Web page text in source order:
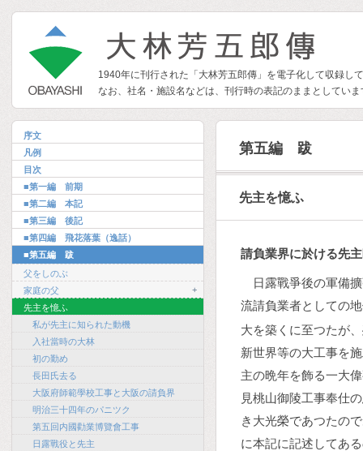
1940年に刊行された「大林芳五郎傳」を電子化して収録し
なお、社名・施設名などは、刊行時の表記のままとしてい
序文
凡例
目次
■第一編 前期
■第二編 本記
■第三編 後記
■第四編 飛花落葉（逸話）
■第五編 跋
父をしのぶ
家庭の父
+
先主を憶ふ
私が先主に知られた動機
入社當時の大林
初の勤め
長田氏去る
大阪府師範學校工事と大阪の請負界
明治三十四年のパニツク
第五回内國勸業博覽會工事
日露戰役と先主
第五編 跋
先主を憶ふ
請負業界に於ける先
日露戰爭後の軍備
流請負業者としての
大を築くに至つたが
新世界等の大工事を
主の晩年を飾る一大
見桃山御陵工事奉仕
き大光榮であつたの
に本記に記述してあ